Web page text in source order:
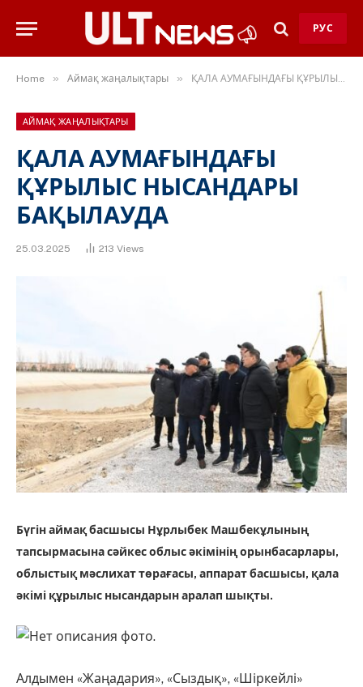
РУС
Home » Аймақ жаңалықтары » ҚАЛА АУМАҒЫНДАҒЫ ҚҰРЫЛЫС НЫСАНДАРЫ БАҚЫЛАУДА
АЙМАҚ ЖАҢАЛЫҚТАРЫ
ҚАЛА АУМАҒЫНДАҒЫ
ҚҰРЫЛЫС НЫСАНДАРЫ
БАҚЫЛАУДА
25.03.2025 213 Views
Бүгін аймақ басшысы Нұрлыбек Машбекұлының
тапсырмасына сәйкес облыс әкімінің орынбасарлары,
облыстық мәслихат төрағасы, аппарат басшысы, қала
әкімі құрылыс нысандарын аралап шықты.
Алдымен «Жаңадария», «Сыздық», «Шіркейлі»